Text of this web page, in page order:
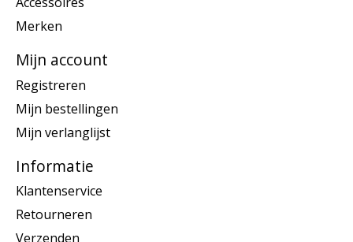
Merken
Mijn account
Registreren
Mijn bestellingen
Mijn verlanglijst
Informatie
Klantenservice
Retourneren
Verzenden